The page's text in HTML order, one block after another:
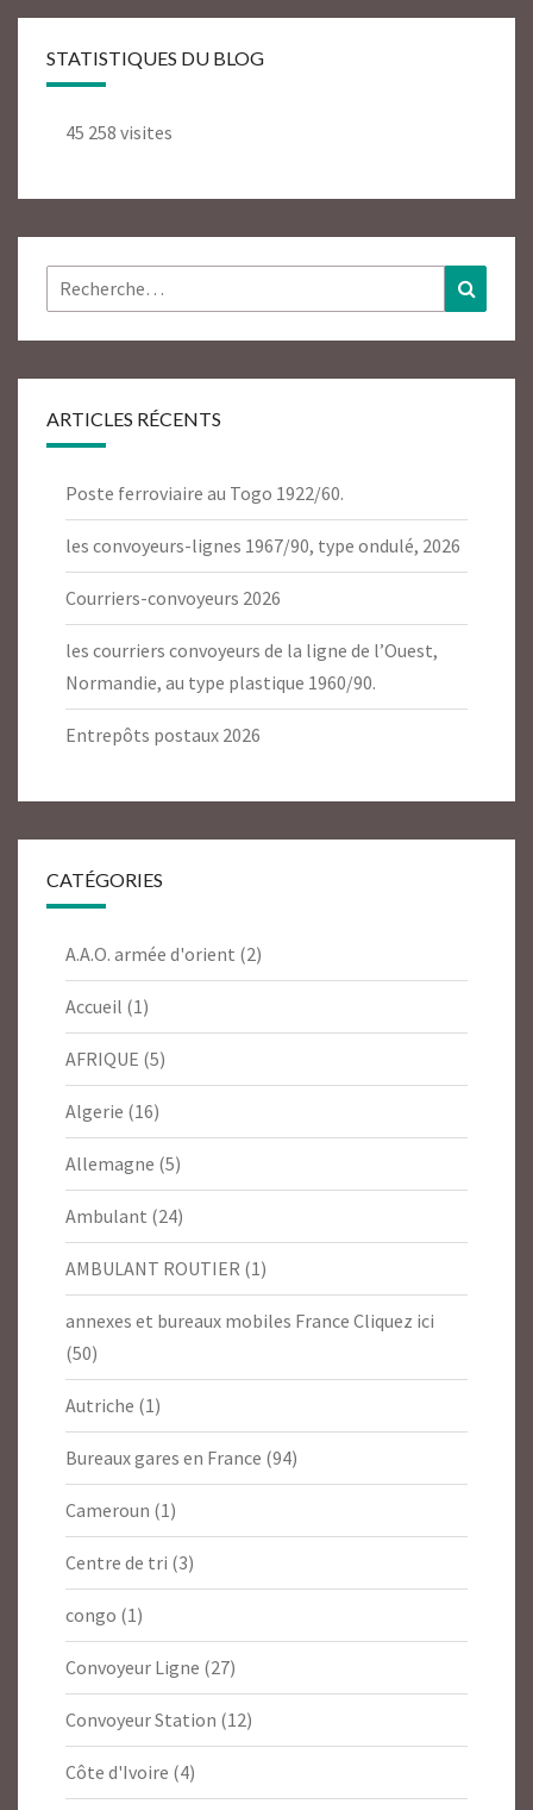
STATISTIQUES DU BLOG
45 258 visites
Rechercher :
ARTICLES RÉCENTS
Poste ferroviaire au Togo 1922/60.
les convoyeurs-lignes 1967/90, type ondulé, 2026
Courriers-convoyeurs 2026
les courriers convoyeurs de la ligne de l’Ouest,
Normandie, au type plastique 1960/90.
Entrepôts postaux 2026
CATÉGORIES
A.A.O. armée d'orient (2)
Accueil (1)
AFRIQUE (5)
Algerie (16)
Allemagne (5)
Ambulant (24)
AMBULANT ROUTIER (1)
annexes et bureaux mobiles France Cliquez ici
(50)
Autriche (1)
Bureaux gares en France (94)
Cameroun (1)
Centre de tri (3)
congo (1)
Convoyeur Ligne (27)
Convoyeur Station (12)
Côte d'Ivoire (4)